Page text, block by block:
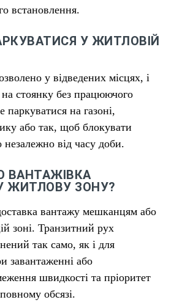
встановлення.
У ЖИТЛОВІЙ
у відведених місцях, і
стоянку без працюючого
на газоні,
або так, щоб блокувати
незалежно від часу доби.
ВАНТАЖІВКА
ЖИТЛОВУ ЗОНУ?
вантажу мешканцям або
зоні. Транзитний рух
так само, як і для
завантаженні або
швидкості та пріоритет
обсязі.